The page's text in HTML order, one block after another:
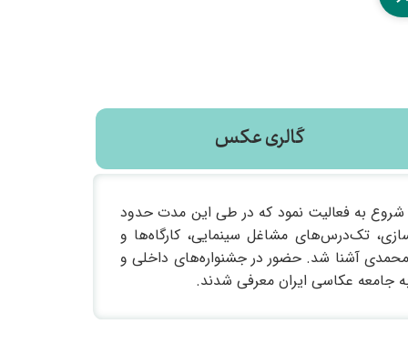
گالری عکس
نمایندگی و پس از دو سال در سال ۱۳۸۰ به‌عنوان دفتر مستقل شروع به فعالیت نمود که در طی این مدت حدود
تک‌درس‌های مشاغل سینمایی، کارگاه‌ها و
آشنا شد. حضور در جشنواره‌های داخلی و
جامعه عکاسی ایران معرفی شدند.